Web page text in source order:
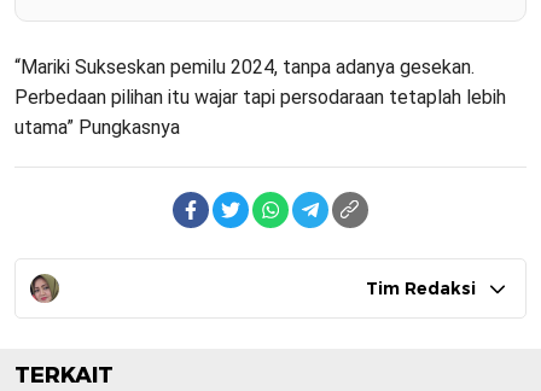
“Mariki Sukseskan pemilu 2024, tanpa adanya gesekan.
Perbedaan pilihan itu wajar tapi persodaraan tetaplah lebih
utama” Pungkasnya
Tim Redaksi
TERKAIT